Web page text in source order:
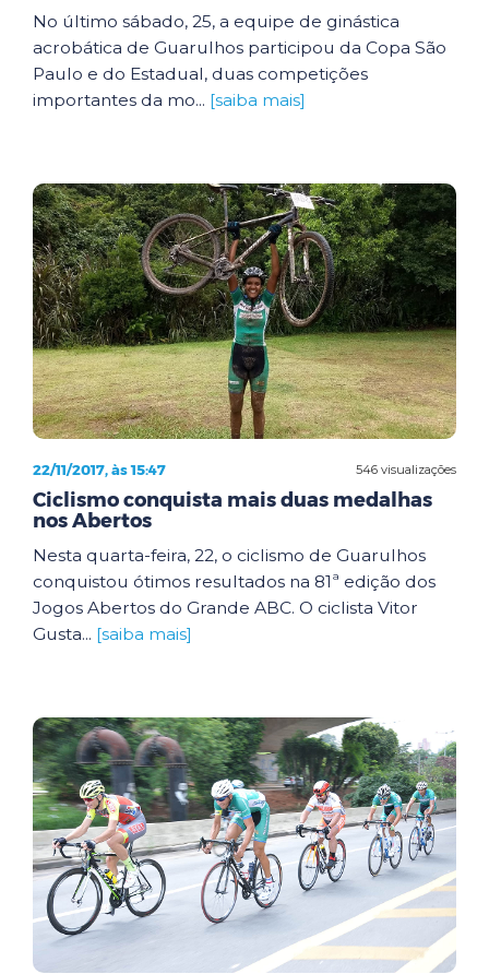
No último sábado, 25, a equipe de ginástica
acrobática de Guarulhos participou da Copa São
Paulo e do Estadual, duas competições
importantes da mo... [saiba mais]
546 visualizações
22/11/2017, às 15:47
Ciclismo conquista mais duas medalhas
nos Abertos
Nesta quarta-feira, 22, o ciclismo de Guarulhos
conquistou ótimos resultados na 81ª edição dos
Jogos Abertos do Grande ABC. O ciclista Vitor
Gusta... [saiba mais]